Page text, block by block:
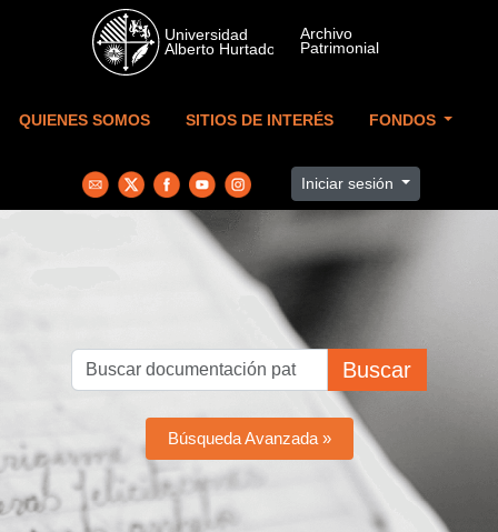
Skip to main content
QUIENES SOMOS SITIOS DE INTERÉS FONDOS
Iniciar sesión
Buscar
Búsqueda Avanzada »